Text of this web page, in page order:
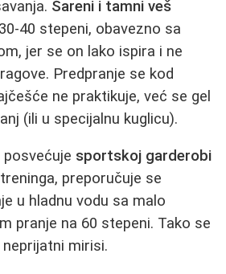
Šareni i tamni veš
40 stepeni, obavezno sa
jer se on lako ispira i ne
Predpranje se kod
ne praktikuje, već se gel
(ili u specijalnu kuglicu).
posvećuje sportskoj garderobi
preporučuje se
u hladnu vodu sa malo
pranje na 60 stepeni. Tako se
mirisi.